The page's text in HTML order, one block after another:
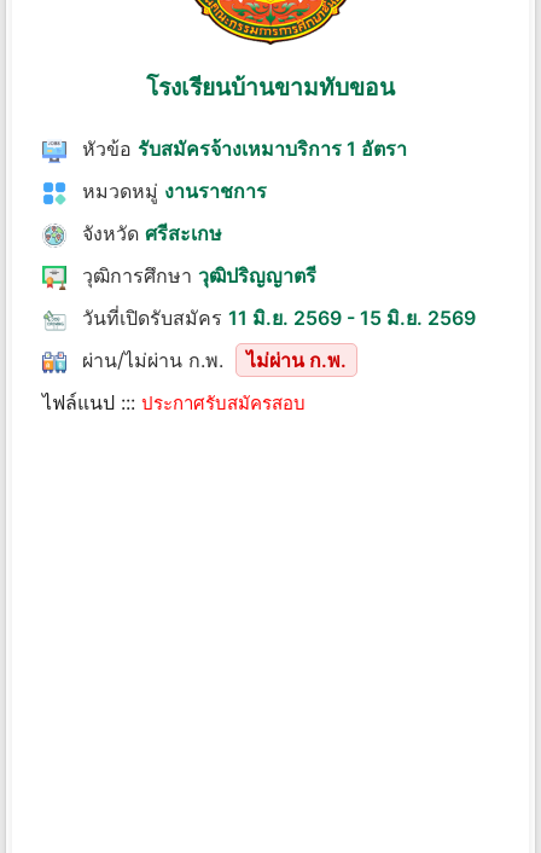
โรงเรียนบ้านขามทับขอน
หัวข้อ รับสมัครจ้างเหมาบริการ 1 อัตรา
หมวดหมู่ งานราชการ
จังหวัด ศรีสะเกษ
วุฒิการศึกษา วุฒิปริญญาตรี
วันที่เปิดรับสมัคร 11 มิ.ย. 2569 - 15 มิ.ย. 2569
ผ่าน/ไม่ผ่าน ก.พ.
ไม่ผ่าน ก.พ.
ไฟล์แนป ::: ประกาศรับสมัครสอบ